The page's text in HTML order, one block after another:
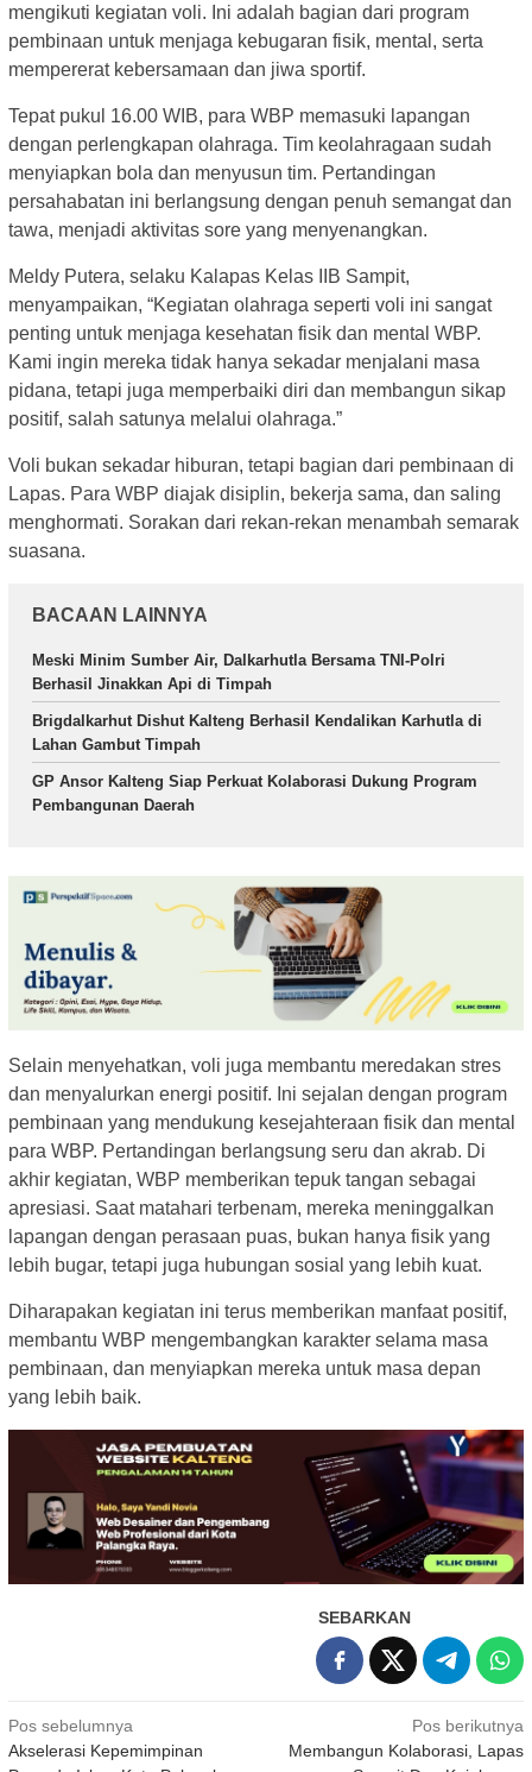
mengikuti kegiatan voli. Ini adalah bagian dari program
pembinaan untuk menjaga kebugaran fisik, mental, serta
mempererat kebersamaan dan jiwa sportif.
Tepat pukul 16.00 WIB, para WBP memasuki lapangan
dengan perlengkapan olahraga. Tim keolahragaan sudah
menyiapkan bola dan menyusun tim. Pertandingan
persahabatan ini berlangsung dengan penuh semangat dan
tawa, menjadi aktivitas sore yang menyenangkan.
Meldy Putera, selaku Kalapas Kelas IIB Sampit,
menyampaikan, “Kegiatan olahraga seperti voli ini sangat
penting untuk menjaga kesehatan fisik dan mental WBP.
Kami ingin mereka tidak hanya sekadar menjalani masa
pidana, tetapi juga memperbaiki diri dan membangun sikap
positif, salah satunya melalui olahraga.”
Voli bukan sekadar hiburan, tetapi bagian dari pembinaan di
Lapas. Para WBP diajak disiplin, bekerja sama, dan saling
menghormati. Sorakan dari rekan-rekan menambah semarak
suasana.
BACAAN LAINNYA
Meski Minim Sumber Air, Dalkarhutla Bersama TNI-Polri
Berhasil Jinakkan Api di Timpah
Brigdalkarhut Dishut Kalteng Berhasil Kendalikan Karhutla di
Lahan Gambut Timpah
GP Ansor Kalteng Siap Perkuat Kolaborasi Dukung Program
Pembangunan Daerah
Selain menyehatkan, voli juga membantu meredakan stres
dan menyalurkan energi positif. Ini sejalan dengan program
pembinaan yang mendukung kesejahteraan fisik dan mental
para WBP. Pertandingan berlangsung seru dan akrab. Di
akhir kegiatan, WBP memberikan tepuk tangan sebagai
apresiasi. Saat matahari terbenam, mereka meninggalkan
lapangan dengan perasaan puas, bukan hanya fisik yang
lebih bugar, tetapi juga hubungan sosial yang lebih kuat.
Diharapakan kegiatan ini terus memberikan manfaat positif,
membantu WBP mengembangkan karakter selama masa
pembinaan, dan menyiapkan mereka untuk masa depan
yang lebih baik.
SEBARKAN
Navigasi
pos
Pos sebelumnya
Akselerasi Kepemimpinan
Pos berikutnya
Membangun Kolaborasi, Lapas